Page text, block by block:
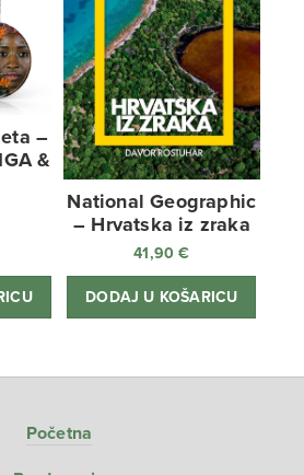
–
&
National Geographic
– Hrvatska iz zraka
41,90€
DODAJ U KOŠARICU
Početna